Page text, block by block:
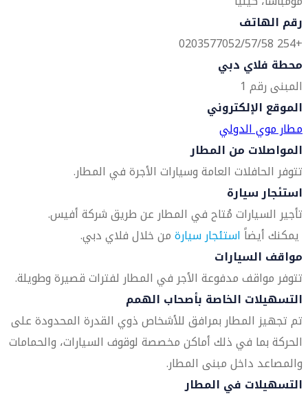
رقم الهاتف
+254 0203577052/57/58
محطة فلاي دبي
المبنى رقم 1
الموقع الإلكتروني
مطار موي الدولي
المواصلات من المطار
تتوفر الحافلات العامة وسيارات الأجرة في المطار.
استئجار سيارة
تأجير السيارات مُتاح في المطار عن طريق شركة أفيس.
يمكنك أيضاًاستئجار سيارةمن خلال فلاي دبي.
مواقف السيارات
تتوفر مواقف مدفوعة الأجر في المطار لفترات قصيرة وطويلة.
التسهيلات الخاصة بأصحاب الهمم
تم تجهيز المطار بمرافق للأشخاص ذوي القدرة المحدودة على
الحركة بما في ذلك أماكن مخصصة لوقوف السيارات، والحمامات
والمصاعد داخل مبنى المطار.
التسهيلات في المطار